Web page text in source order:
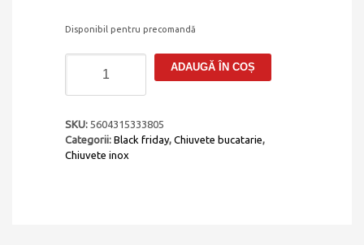
Disponibil pentru precomandă
Chiuveta
CookingAid
TASCA
IRIS
ADAUGĂ ÎN COȘ
SKU: 5604315333805
Categorii: Black friday, Chiuvete bucatarie,
Chiuvete inox